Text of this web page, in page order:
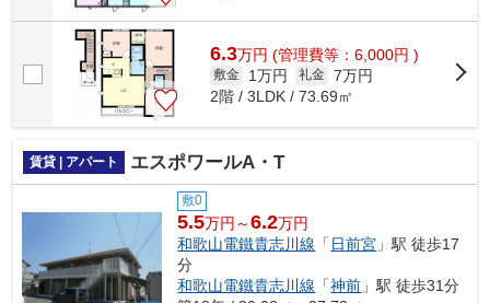
6.3万円 (管理費等：6,000円 )
敷金 1万円 礼金 7万円
2階 / 3LDK / 73.69㎡
賃貸 | アパート エスポワールA・T
敷0
5.5万円～6.2万円
和歌山電鐵貴志川線 「 日前宮 」駅 徒歩17
分
和歌山電鐵貴志川線 「神前 」駅 徒歩31分